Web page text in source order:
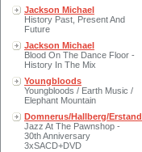
Jackson Michael
History Past, Present And
Future
Jackson Michael
Blood On The Dance Floor -
History In The Mix
Youngbloods
Youngbloods / Earth Music /
Elephant Mountain
Domnerus/Hallberg/Erstand
Jazz At The Pawnshop -
30th Anniversary
3xSACD+DVD